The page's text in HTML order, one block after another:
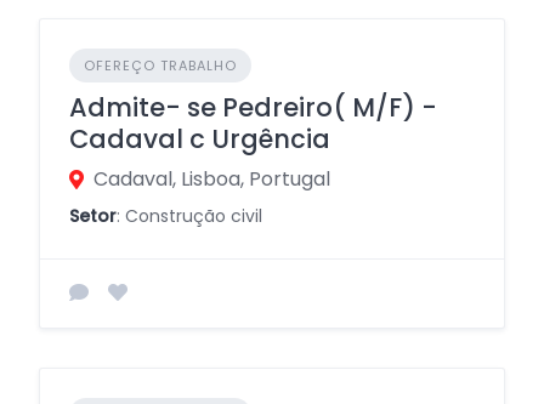
OFEREÇO TRABALHO
Admite- se Pedreiro( M/F) -
Cadaval c Urgência
Cadaval, Lisboa, Portugal
Setor: Construção civil